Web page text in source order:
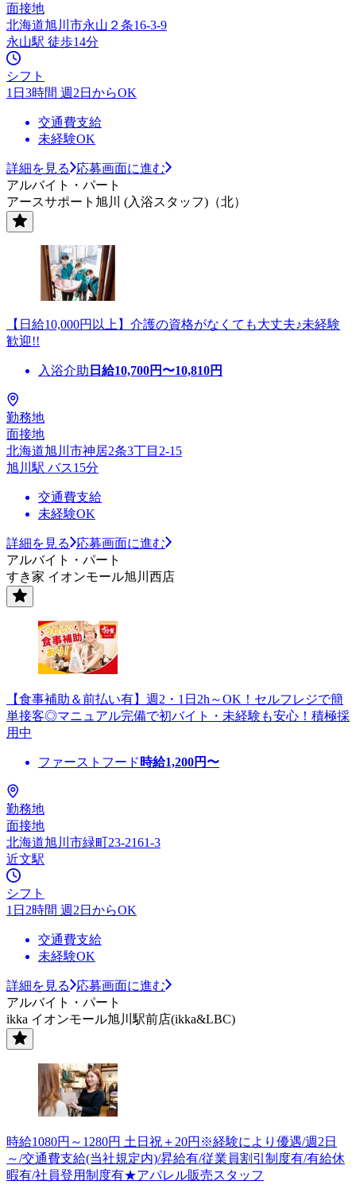
面接地
北海道旭川市永山２条16-3-9
永山駅 徒歩14分
シフト
1日3時間 週2日からOK
交通費支給
未経験OK
詳細を見る
応募画面に進む
アルバイト・パート
アースサポート旭川 (入浴スタッフ)（北）
【日給10,000円以上】介護の資格がなくても大丈夫♪未経験
歓迎!!
入浴介助 日給10,700円〜10,810円
勤務地
面接地
北海道旭川市神居2条3丁目2-15
旭川駅 バス15分
交通費支給
未経験OK
詳細を見る
応募画面に進む
アルバイト・パート
すき家 イオンモール旭川西店
【食事補助＆前払い有】週2・1日2h～OK！セルフレジで簡
単接客◎マニュアル完備で初バイト・未経験も安心！積極採
用中
ファーストフード 時給1,200円〜
勤務地
面接地
北海道旭川市緑町23-2161-3
近文駅
シフト
1日2時間 週2日からOK
交通費支給
未経験OK
詳細を見る
応募画面に進む
アルバイト・パート
ikka イオンモール旭川駅前店(ikka&LBC)
時給1080円～1280円 土日祝＋20円※経験により優遇/週2日
～/交通費支給(当社規定内)/昇給有/従業員割引制度有/有給休
暇有/社員登用制度有★アパレル販売スタッフ